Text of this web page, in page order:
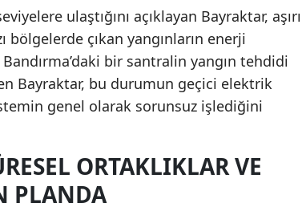
ulaştığını açıklayan Bayraktar, aşırı
bölgelerde çıkan yangınların enerji
Bandırma’daki bir santralin yangın tehdidi
Bayraktar, bu durumun geçici elektrik
genel olarak sorunsuz işlediğini
ORTAKLIKLAR VE
PLANDA